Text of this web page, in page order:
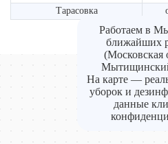
Тарасовка
Работаем в
ближайших
(Московская
На карте —
уборок и
данные